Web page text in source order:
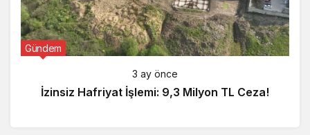
Gündem
3 ay önce
İzinsiz Hafriyat İşlemi: 9,3 Milyon TL Ceza!